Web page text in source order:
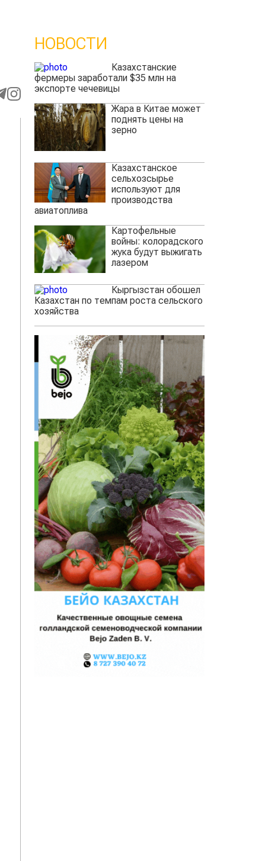
НОВОСТИ
Казахстанские
фермеры заработали $35 млн на
экспорте чечевицы
Жара в Китае может
поднять цены на
зерно
Казахстанское
сельхозсырье
используют для
производства
авиатоплива
Картофельные
войны: колорадского
жука будут выжигать
лазером
Кыргызстан обошел
Казахстан по темпам роста сельского
хозяйства